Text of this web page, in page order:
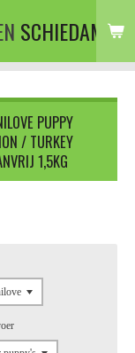
SCHIEDAM
PUPPY
/ TURKEY
1,5KG